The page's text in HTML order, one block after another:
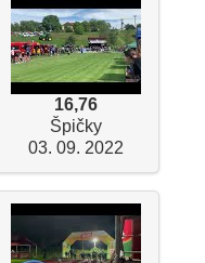
16,76
Špičky
03. 09. 2022